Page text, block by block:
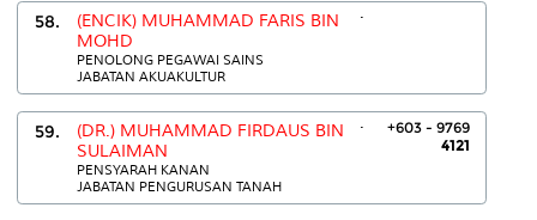
58.
(ENCIK) MUHAMMAD FARIS BIN
MOHD
PENOLONG PEGAWAI SAINS
JABATAN AKUAKULTUR
.
59.
(DR.) MUHAMMAD FIRDAUS BIN
SULAIMAN
PENSYARAH KANAN
JABATAN PENGURUSAN TANAH
.
+603 - 9769
4121